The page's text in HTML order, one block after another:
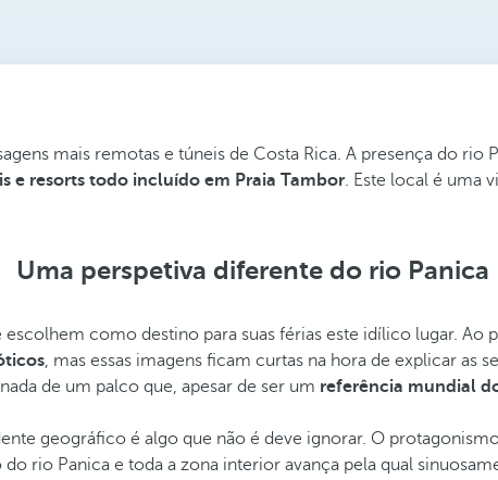
mais remotas e túneis de Costa Rica. A presença do
e resorts todo incluído em Praia Tambor. Este local é uma
Uma perspetiva diferente do rio Panica
escolhem como destino para suas férias este idílico lugar.
, mas essas imagens ficam curtas na hora de explicar as
de um palco que, apesar de ser um referência mundial
geográfico é algo que não é deve ignorar. O
rio Panica e toda a zona interior avança pela qual